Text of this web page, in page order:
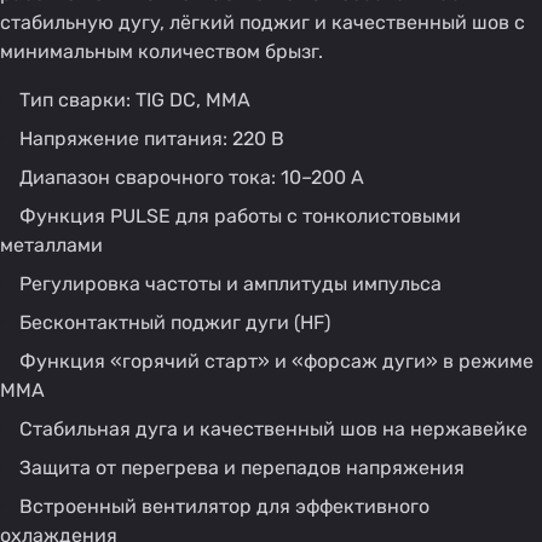
стабильную дугу, лёгкий поджиг и качественный шов с
минимальным количеством брызг.
Тип сварки: TIG DC, MMA
Напряжение питания: 220 В
Диапазон сварочного тока: 10–200 А
Функция PULSE для работы с тонколистовыми
металлами
Регулировка частоты и амплитуды импульса
Бесконтактный поджиг дуги (HF)
Функция «горячий старт» и «форсаж дуги» в режиме
MMA
Стабильная дуга и качественный шов на нержавейке
Защита от перегрева и перепадов напряжения
Встроенный вентилятор для эффективного
охлаждения